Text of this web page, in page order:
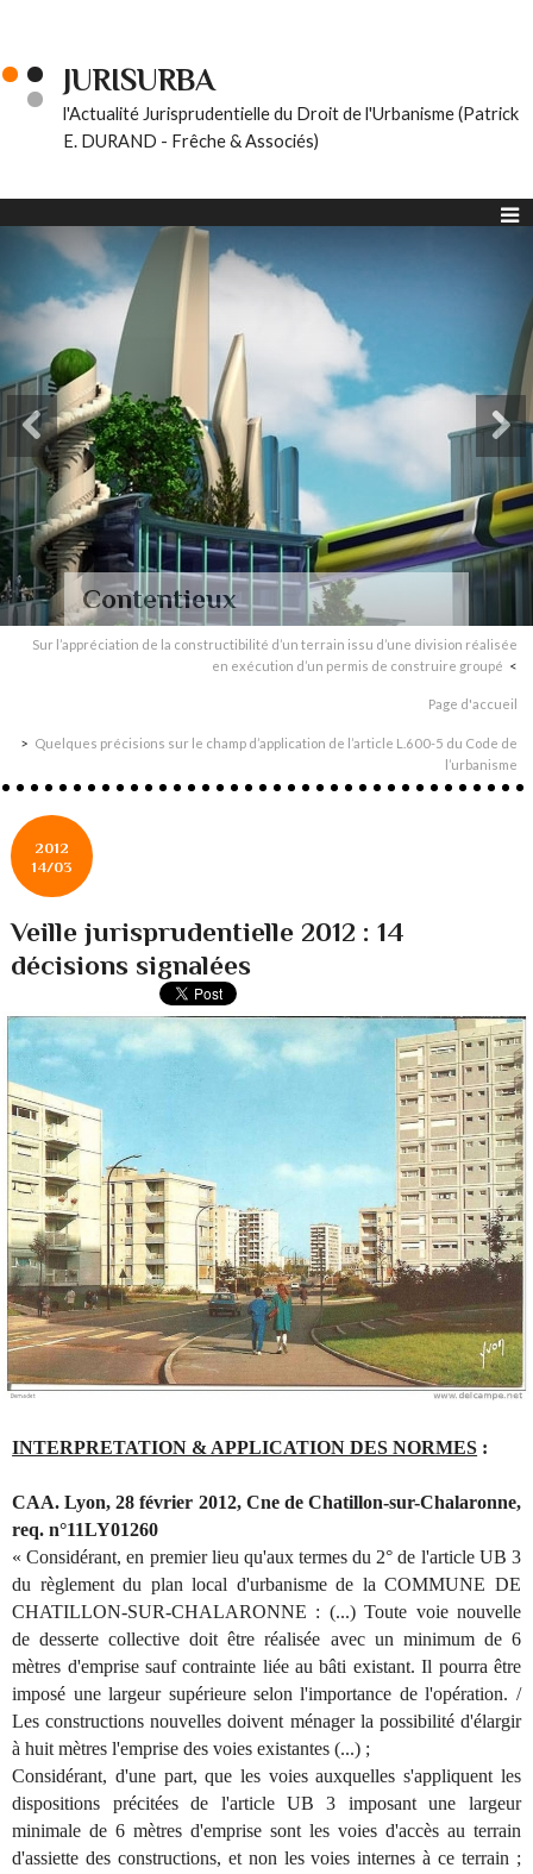
JURISURBA
l'Actualité Jurisprudentielle du Droit de l'Urbanisme (Patrick
E. DURAND - Frêche & Associés)
Contentieux
Sur l’appréciation de la constructibilité d’un terrain issu d’une division réalisée
en exécution d’un permis de construire groupé
Page d'accueil
Quelques précisions sur le champ d’application de l’article L.600-5 du Code de
l’urbanisme
2012
14/03
Veille jurisprudentielle 2012 : 14
décisions signalées
INTERPRETATION & APPLICATION DES NORMES :
CAA. Lyon, 28 février 2012, Cne de Chatillon-sur-Chalaronne,
req. n°11LY01260
« Considérant, en premier lieu qu'aux termes du 2° de l'article UB 3
du règlement du plan local d'urbanisme de la COMMUNE DE
CHATILLON-SUR-CHALARONNE : (...) Toute voie nouvelle
de desserte collective doit être réalisée avec un minimum de 6
mètres d'emprise sauf contrainte liée au bâti existant. Il pourra être
imposé une largeur supérieure selon l'importance de l'opération. /
Les constructions nouvelles doivent ménager la possibilité d'élargir
à huit mètres l'emprise des voies existantes (...) ;
Considérant, d'une part, que les voies auxquelles s'appliquent les
dispositions précitées de l'article UB 3 imposant une largeur
minimale de 6 mètres d'emprise sont les voies d'accès au terrain
d'assiette des constructions, et non les voies internes à ce terrain ;